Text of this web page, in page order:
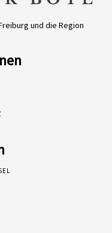
und die Region